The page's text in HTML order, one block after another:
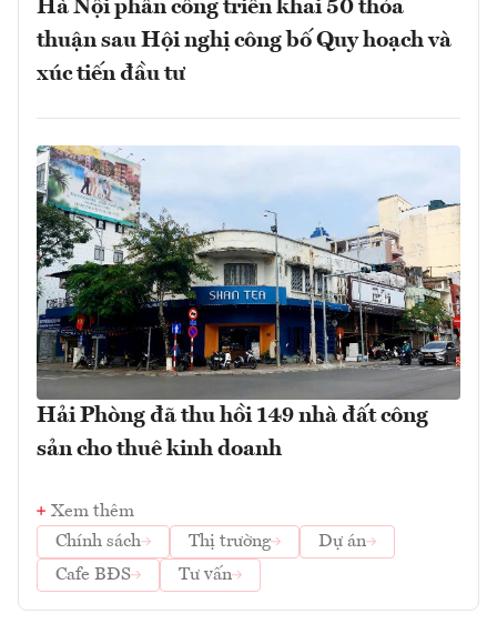
Hà Nội phân công triển khai 50 thỏa
thuận sau Hội nghị công bố Quy hoạch và
xúc tiến đầu tư
Hải Phòng đã thu hồi 149 nhà đất công
sản cho thuê kinh doanh
Xem thêm
Chính sách
Thị trường
Dự án
Cafe BĐS
Tư vấn